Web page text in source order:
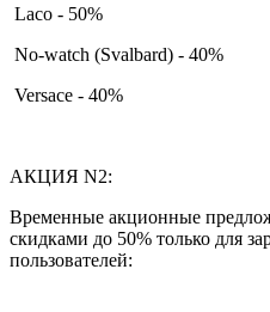
Laco - 50%
No-watch (Svalbard) - 40%
Versace - 40%
АКЦИЯ N2:
Временные акционные
скидками до 50% только для
пользователей: